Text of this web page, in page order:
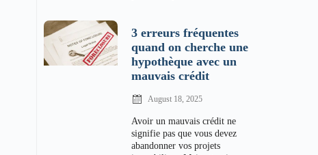
3 erreurs fréquentes
quand on cherche une
hypothèque avec un
mauvais crédit
August 18, 2025
Avoir un mauvais crédit ne
signifie pas que vous devez
abandonner vos projets